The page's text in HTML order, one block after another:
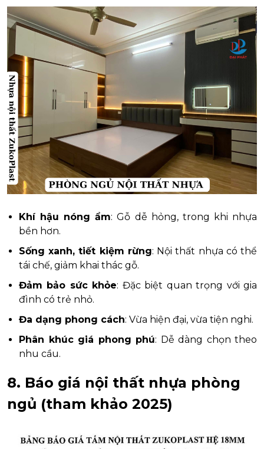
Khí hậu nóng ẩm: Gỗ dễ hỏng, trong khi nhựa
bền hơn.
Sống xanh, tiết kiệm rừng: Nội thất nhựa có thể
tái chế, giảm khai thác gỗ.
Đảm bảo sức khỏe: Đặc biệt quan trọng với gia
đình có trẻ nhỏ.
Đa dạng phong cách: Vừa hiện đại, vừa tiện nghi.
Phân khúc giá phong phú: Dễ dàng chọn theo
nhu cầu.
8. Báo giá nội thất nhựa phòng
ngủ (tham khảo 2025)